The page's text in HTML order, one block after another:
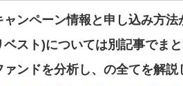
ャンペーン情報と申し込み方法
スト)については別記事でまと
ンドを分析し、の全てを解説